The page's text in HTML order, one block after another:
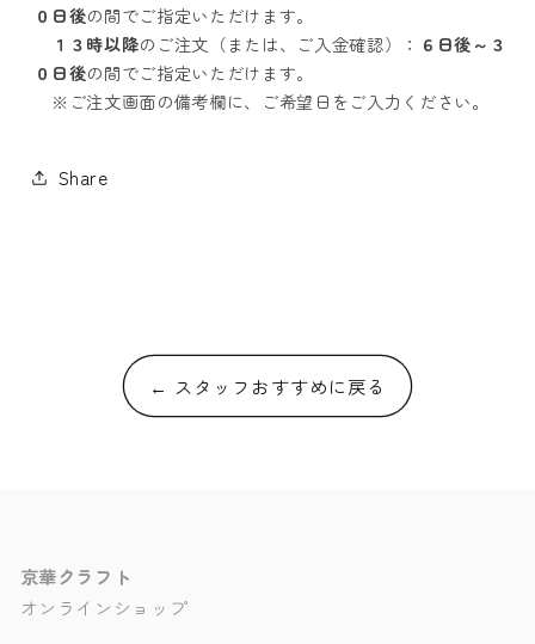
０日後の間でご指定いただけます。
１３時以降のご注文 （または、ご入金確認）： ６日後～３
０日後の間でご指定いただけます。
※ご注文画面の備考欄に、ご希望日をご入力ください。
Share
← スタッフおすすめに戻る
京華クラフト
オンラインショップ